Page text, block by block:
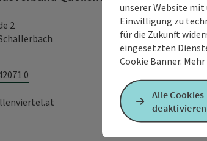
2
0
unserer Website mit
Einwilligung zu
für die Zukunft
eingesetzten
Cookie Banner.
Alle Cookies
deaktivieren